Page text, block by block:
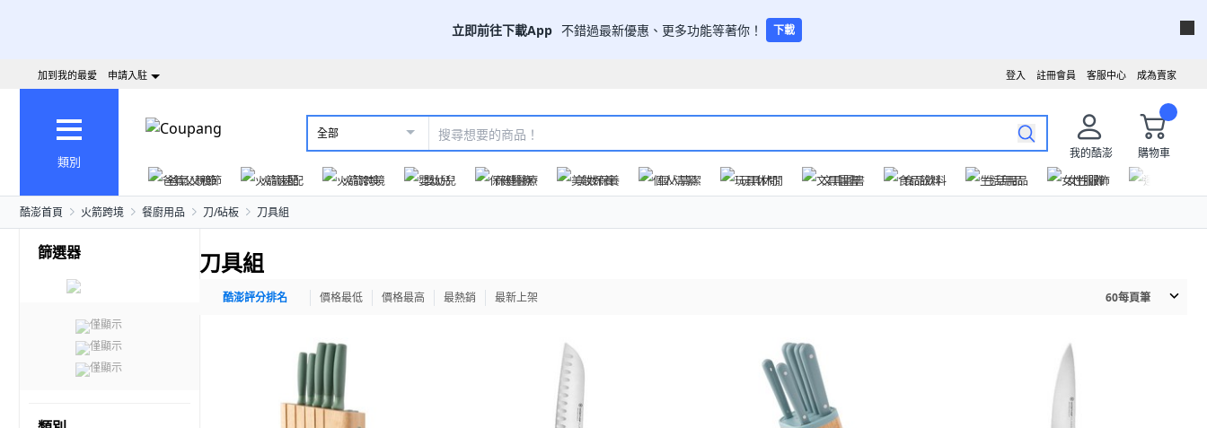
立即前往下載App 不錯過最新優惠、更多功能等著你！ 下載
成為賣家
客服中心
註冊會員
登入
加到我的最愛 申請入駐
類別
全部
我的酷澎
購物車
爸氣父親節
火箭速配 火箭跨境 嬰幼兒 保健醫療 美妝保養 個人清潔 玩具休閒 文具圖書 食品飲料 生活用品 女性服飾
酷澎首頁 火箭跨境 餐廚用品 刀/砧板 刀具組
篩選器
僅顯示
僅顯示
僅顯示
刀具組
酷澎評分排名 價格最低 價格最高 最熱銷 最新上架 60每頁筆